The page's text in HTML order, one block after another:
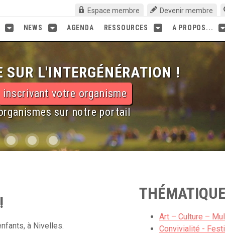
Espace membre Devenir membre
A PROPOS...
RESSOURCES
AGENDA
NEWS
SUR L'INTERGÉNÉRATION !
inscrivant votre organisme
sur notre portail
à Nivelles.
Art – Culture –
Convivialité -